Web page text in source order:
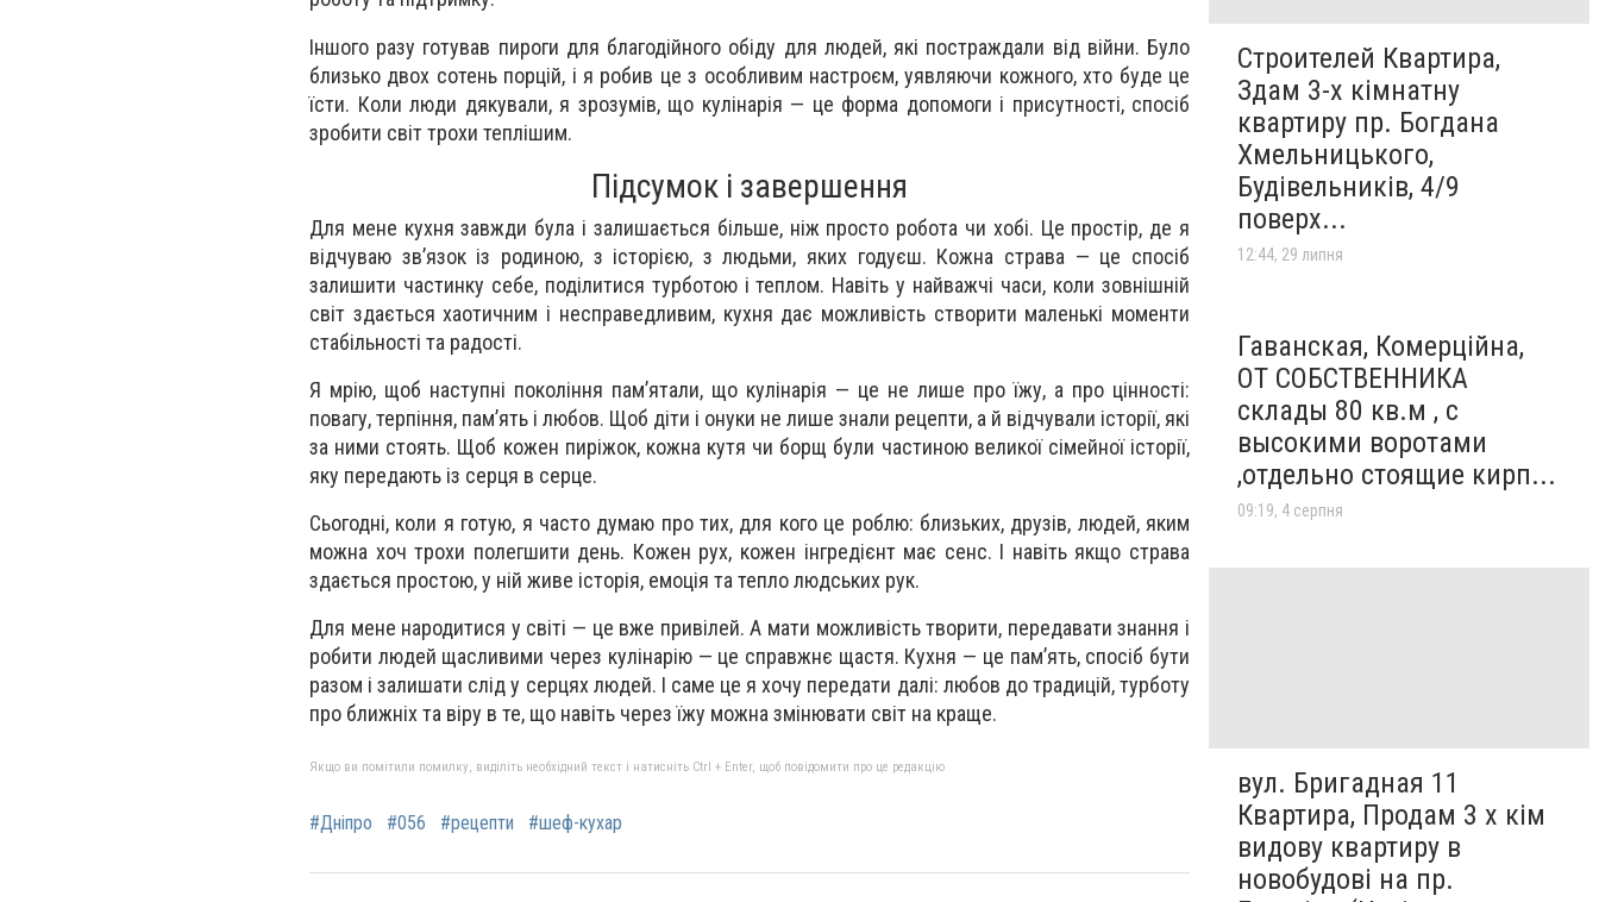
Іншого разу готував пироги для благодійного обіду для людей, які постраждали від війни. Було
близько двох сотень порцій, і я робив це з особливим настроєм, уявляючи кожного, хто буде це
їсти. Коли люди дякували, я зрозумів, що кулінарія — це форма допомоги і присутності, спосіб
зробити світ трохи теплішим.
Підсумок і завершення
Для мене кухня завжди була і залишається більше, ніж просто робота чи хобі. Це простір, де я
відчуваю зв’язок із родиною, з історією, з людьми, яких годуєш. Кожна страва — це спосіб
залишити частинку себе, поділитися турботою і теплом. Навіть у найважчі часи, коли зовнішній
світ здається хаотичним і несправедливим, кухня дає можливість створити маленькі моменти
стабільності та радості.
Я мрію, щоб наступні покоління пам’ятали, що кулінарія — це не лише про їжу, а про цінності:
повагу, терпіння, пам’ять і любов. Щоб діти і онуки не лише знали рецепти, а й відчували історії, які
за ними стоять. Щоб кожен пиріжок, кожна кутя чи борщ були частиною великої сімейної історії,
яку передають із серця в серце.
Сьогодні, коли я готую, я часто думаю про тих, для кого це роблю: близьких, друзів, людей, яким
можна хоч трохи полегшити день. Кожен рух, кожен інгредієнт має сенс. І навіть якщо страва
здається простою, у ній живе історія, емоція та тепло людських рук.
Для мене народитися у світі — це вже привілей. А мати можливість творити, передавати знання і
робити людей щасливими через кулінарію — це справжнє щастя. Кухня — це пам’ять, спосіб бути
разом і залишати слід у серцях людей. І саме це я хочу передати далі: любов до традицій, турботу
про ближніх та віру в те, що навіть через їжу можна змінювати світ на краще.
Якщо ви помітили помилку, виділіть необхідний текст і натисніть Ctrl + Enter, щоб повідомити про це редакцію
#Дніпро #056 #рецепти #шеф-кухар
Строителей Квартира,
Здам 3-х кімнатну
квартиру пр. Богдана
Хмельницького,
Будівельників, 4/9
поверх...
12:44, 29 липня
Гаванская, Комерційна,
ОТ СОБСТВЕННИКА
склады 80 кв.м , c
высокими воротами
,отдельно стоящие кирп...
09:19, 4 серпня
вул. Бригадная 11
Квартира, Продам 3 х кім
видову квартиру в
новобудові на пр.